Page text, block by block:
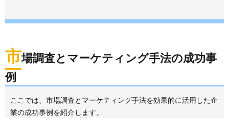
市場調査とマーケティング手法の成功事
例
ここでは、市場調査とマーケティング手法を効果的に活用した企
業の成功事例を紹介します。